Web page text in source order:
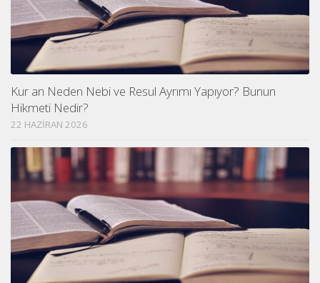
Kur an Neden Nebi ve Resul Ayrımı Yapıyor? Bunun
Hikmeti Nedir?
22 HAZIRAN 2026